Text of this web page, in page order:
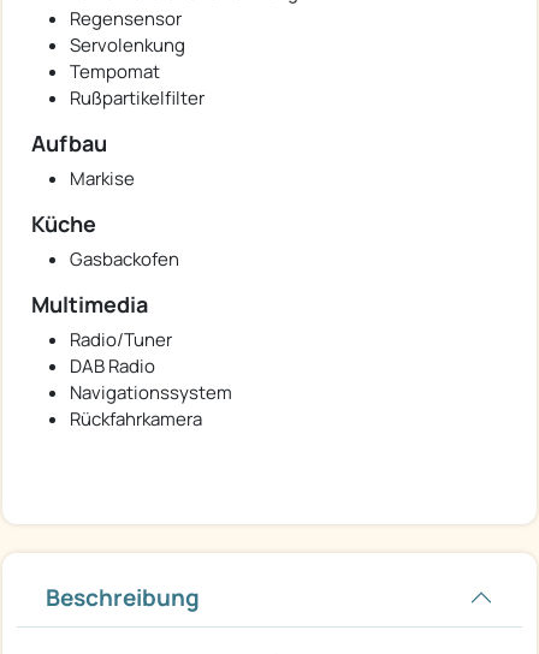
Regensensor
Servolenkung
Tempomat
Rußpartikelfilter
Aufbau
Markise
Küche
Gasbackofen
Multimedia
Radio/Tuner
DAB Radio
Navigationssystem
Rückfahrkamera
Beschreibung